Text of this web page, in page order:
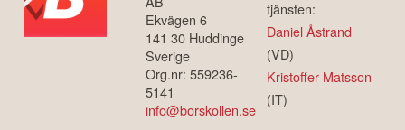
Ekvägen 6
141 30 Huddinge
Sverige
Org.nr: 559236-
5141
info@borskollen.se
tjänsten:
Daniel Åstrand
(VD)
Kristoffer Matsson
(IT)